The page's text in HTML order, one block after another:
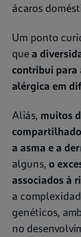
ácaros
Um ponto
quea
contribui para
alérgica em
Aliás, muitos
a asma e a
alguns, o
associados à
a
genéticos,
no